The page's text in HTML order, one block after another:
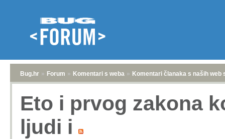
Bug.hr » Forum » Komentari s weba » Komentari članaka s naših web
Eto i prvog zakona
ljudi i